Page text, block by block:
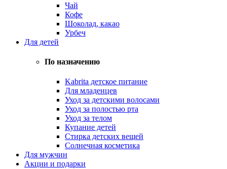
Чай
Кофе
Шоколад, какао
Урбеч
Для детей
По назначению
Kabrita детское питание
Для младенцев
Уход за детскими волосами
Уход за полостью рта
Уход за телом
Купание детей
Стирка детских вещей
Солнечная косметика
Для мужчин
Акции и подарки